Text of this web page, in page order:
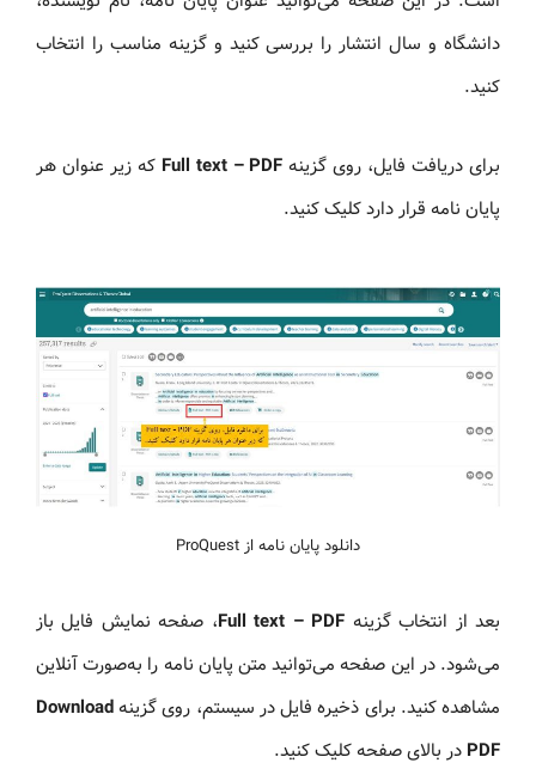
دانشگاه و سال انتشار را بررسی کنید و گزینه مناسب را انتخاب
کنید.
برای دریافت فایل، روی گزینه Full text – PDF که زیر عنوان هر
پایان نامه قرار دارد کلیک کنید.
دانلود پایان نامه از ProQuest
بعد از انتخاب گزینه Full text – PDF، صفحه نمایش فایل باز
می‌شود. در این صفحه می‌توانید متن پایان نامه را به‌صورت آنلاین
مشاهده کنید. برای ذخیره فایل در سیستم، روی گزینه Download
PDF در بالای صفحه کلیک کنید.